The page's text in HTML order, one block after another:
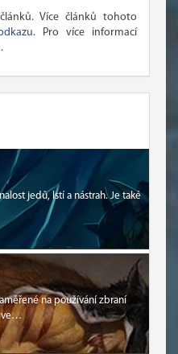
Více článků tohoto
. Pro více informací
jedů, lstí a nástrah. Je také
na používání zbraní
ve…